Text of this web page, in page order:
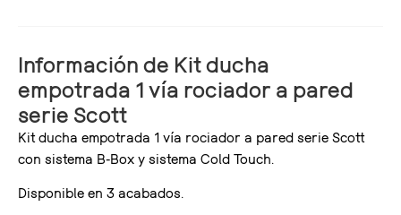
Información de Kit ducha
empotrada 1 vía rociador a pared
serie Scott
Kit ducha empotrada 1 vía rociador a pared serie Scott
con sistema B-Box y sistema Cold Touch.
Disponible en 3 acabados.